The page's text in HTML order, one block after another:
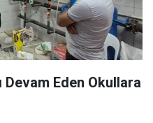
Devam Eden Okullara